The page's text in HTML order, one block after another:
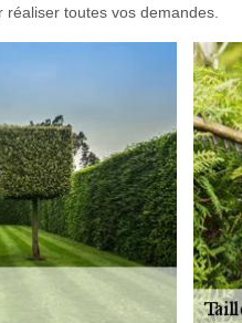
réaliser toutes vos demandes.